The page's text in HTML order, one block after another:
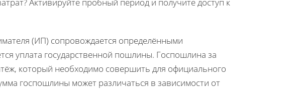
(ИП) сопровождается определёнными
уплата государственной пошлины. Госпошлина за
который необходимо совершить для официального
госпошлины может различаться в зависимости от